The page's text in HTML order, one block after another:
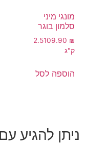
מונגי מיני
סלמון בוגר
109.90 ₪
2.5
ק"ג
הוספה לסל
ניתן להגיע